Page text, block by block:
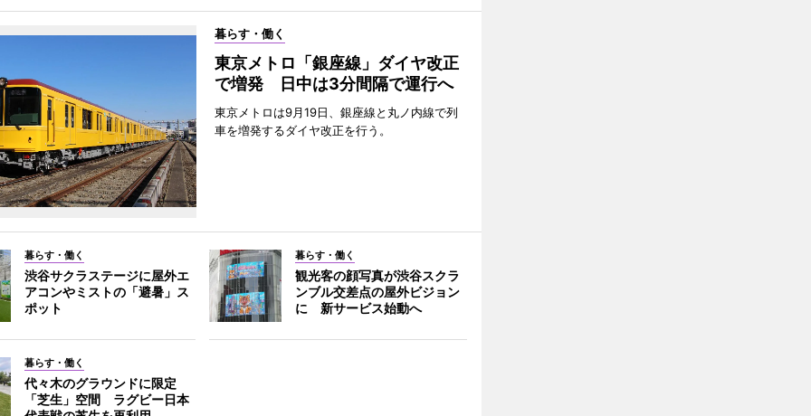
暮らす・働く
東京メトロ「銀座線」ダイヤ改正
で増発 日中は3分間隔で運行へ
東京メトロは9月19日、銀座線と丸ノ内線で列
車を増発するダイヤ改正を行う。
暮らす・働く
渋谷サクラステージに屋外エ
アコンやミストの「避暑」ス
ポット
暮らす・働く
観光客の顔写真が渋谷スクラ
ンブル交差点の屋外ビジョン
に 新サービス始動へ
暮らす・働く
代々木のグラウンドに限定
「芝生」空間 ラグビー日本